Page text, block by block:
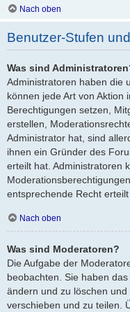
Nach oben
Benutzer-Stufen
Was sind
Administratoren haben die
können jede Art von Aktion
Berechtigungen setzen,
erstellen,
Administrator hat, sind
ihnen ein Gründer des
erteilt hat. Administratoren
entsprechende Recht erteilt
Nach oben
Was sind Moderatoren?
Die Aufgabe der
beobachten. Sie haben
ändern und zu löschen
verschieben und zu teilen.